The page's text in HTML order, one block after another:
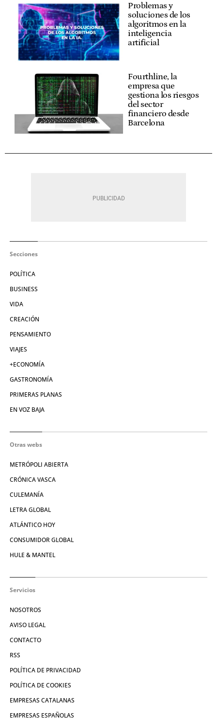
Problemas y
soluciones de los
algoritmos en la
inteligencia
artificial
Fourthline, la
empresa que
gestiona los riesgos
del sector
financiero desde
Barcelona
Secciones
POLÍTICA
BUSINESS
VIDA
CREACIÓN
PENSAMIENTO
VIAJES
+ECONOMÍA
GASTRONOMÍA
PRIMERAS PLANAS
EN VOZ BAJA
Otras webs
METRÓPOLI ABIERTA
CRÓNICA VASCA
CULEMANÍA
LETRA GLOBAL
ATLÁNTICO HOY
CONSUMIDOR GLOBAL
HULE & MANTEL
Servicios
NOSOTROS
AVISO LEGAL
CONTACTO
RSS
POLÍTICA DE PRIVACIDAD
POLÍTICA DE COOKIES
EMPRESAS CATALANAS
EMPRESAS ESPAÑOLAS